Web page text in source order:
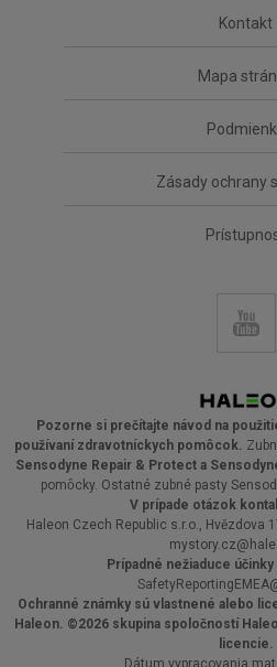
Kontakt
Mapa
Zásady ochrany
Pozorne si prečítajte návod na
používaní zdravotníckych pomôcok.
Sensodyne Repair & Protect a
pomȏcky. Ostatné zubné pasty
V prípade otázok
Haleon Czech Republic s.r.o., Hvězdova
Prípadné nežiaduce
Ochranné známky sú vlastnené alebo
Haleon. ©2026 skupina spoločností
licencie.